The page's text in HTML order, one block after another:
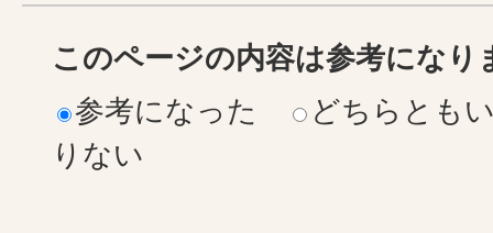
このページの内容は参考になり
参考になった
どちらとも
りない